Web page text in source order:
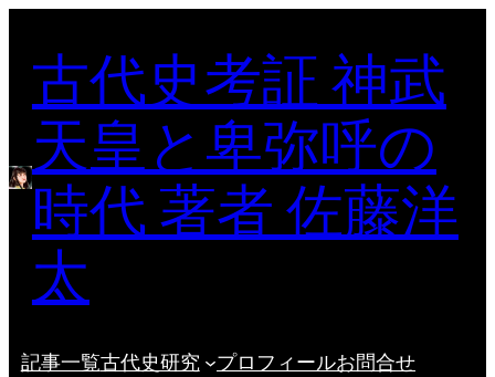
ッ
古代史考証 神武
天皇と卑弥呼の
時代 著者 佐藤洋
太
記事一覧古代史研究 プロフィールお問合せ